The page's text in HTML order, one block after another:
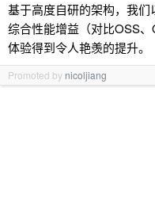
基于高度自研的架构，我
综合性能增益（对比OSS
体验得到令人艳羡的提升。
Promoted by nicoljiang